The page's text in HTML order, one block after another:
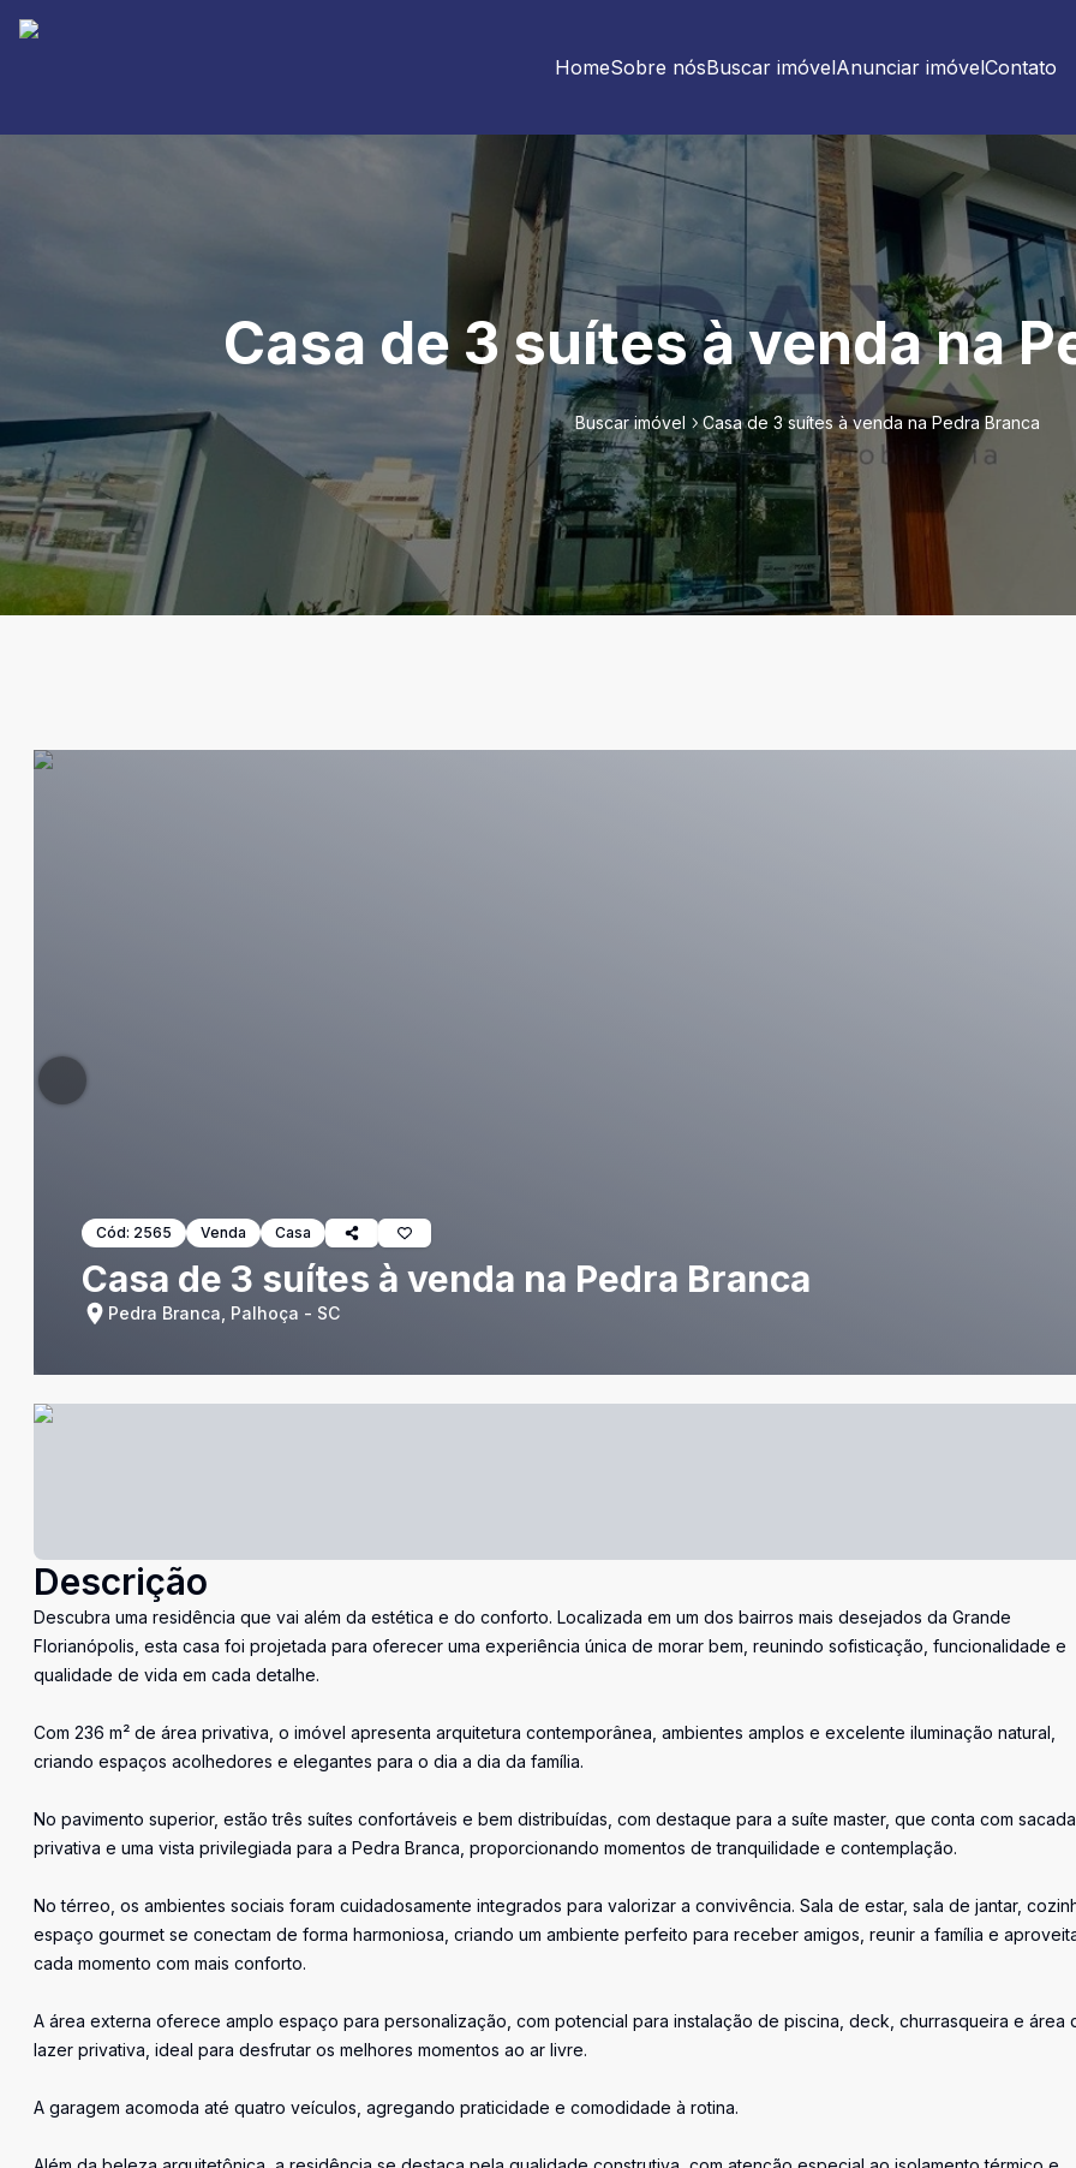
HomeSobre nósBuscar imóvelAnunciar imóvelContato
Casa de 3 suítes à venda na
Buscar imóvel Casa de 3 suítes à venda na Pedra Branca
Cód: 2565 Venda Casa
Casa de 3 suítes à venda na Pedra Branca
Pedra Branca, Palhoça - SC
Descrição
Descubra uma residência que vai além da estética e do conforto. Localizada em um dos bairros mais desejados da Grande
Florianópolis, esta casa foi projetada para oferecer uma experiência única de morar bem, reunindo sofisticação, funcionalidade e
qualidade de vida em cada detalhe.
Com 236 m² de área privativa, o imóvel apresenta arquitetura contemporânea, ambientes amplos e excelente iluminação natural,
criando espaços acolhedores e elegantes para o dia a dia da família.
No pavimento superior, estão três suítes confortáveis e bem distribuídas, com destaque para a suíte master, que conta com sacada
privativa e uma vista privilegiada para a Pedra Branca, proporcionando momentos de tranquilidade e contemplação.
No térreo, os ambientes sociais foram cuidadosamente integrados para valorizar a convivência. Sala de estar, sala de jantar,
espaço gourmet se conectam de forma harmoniosa, criando um ambiente perfeito para receber amigos, reunir a família e
cada momento com mais conforto.
A área externa oferece amplo espaço para personalização, com potencial para instalação de piscina, deck, churrasqueira e área
lazer privativa, ideal para desfrutar os melhores momentos ao ar livre.
A garagem acomoda até quatro veículos, agregando praticidade e comodidade à rotina.